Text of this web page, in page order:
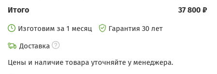
37 800 ₽
Итого
Изготовим за 1 месяц
Гарантия 30 лет
Доставка
Цены и наличие товара уточняйте у менеджера.